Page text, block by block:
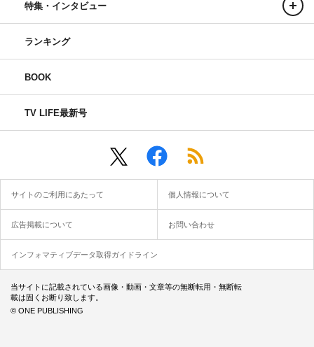
特集・インタビュー
ランキング
BOOK
TV LIFE最新号
サイトのご利用にあたって 個人情報について
広告掲載について お問い合わせ
インフォマティブデータ取得ガイドライン
当サイトに記載されている画像・動画・文章等の無断転用・無断転
載は固くお断り致します。
© ONE PUBLISHING